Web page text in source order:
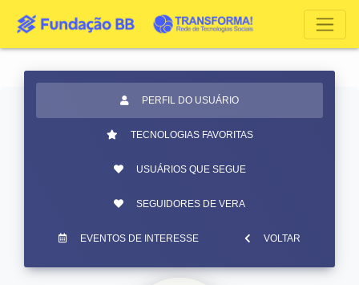
PERFIL DO USUÁRIO
TECNOLOGIAS FAVORITAS
USUÁRIOS QUE SEGUE
SEGUIDORES DE VERA
EVENTOS DE INTERESSE VOLTAR